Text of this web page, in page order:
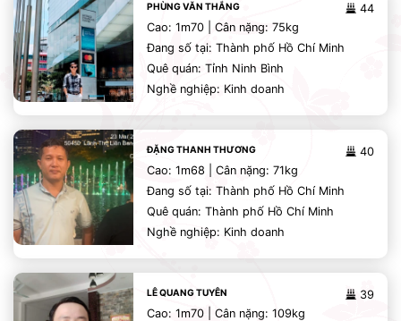
44
PHÙNG VĂN THẮNG
Cao: 1m70 | Cân nặng: 75kg
Đang số tại: Thành phố Hồ Chí Minh
Quê quán: Tỉnh Ninh Bình
Nghề nghiệp: Kinh doanh
40
ĐẶNG THANH THƯƠNG
Cao: 1m68 | Cân nặng: 71kg
Đang số tại: Thành phố Hồ Chí Minh
Quê quán: Thành phố Hồ Chí Minh
Nghề nghiệp: Kinh doanh
39
LÊ QUANG TUYÊN
Cao: 1m70 | Cân nặng: 109kg